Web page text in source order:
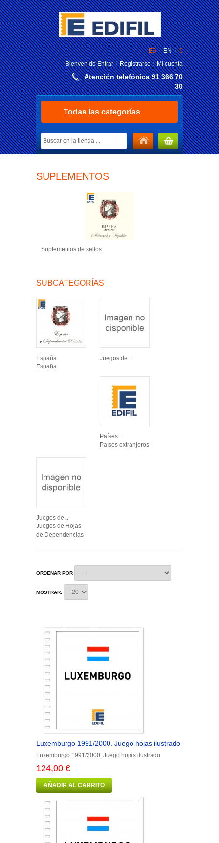
€
ES
EN
BienvenidoEntrar Registrarse Mi cuenta
Atención telefónica 91 366 70
30
Todas las categorías
MI CARRITO
SUPLEMENTOS
Suplementos de sellos
SUBCATEGORÍAS
España
España
Juegos de...
Países...
Países extranjeros
Juegos de...
Juegos de Hojas
de Dependencias
ORDENAR POR
MOSTRAR:
Luxemburgo 1991/2000. Juego hojas ilustrado
Luxemburgo 1991/2000. Juego hojas ilustrado
124,00 €
AÑADIR AL CARRITO